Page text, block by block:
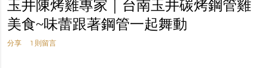
玉井陳烤雞專家｜台南玉井碳烤鋼管雞
美食~味蕾跟著鋼管一起舞動
分享 1 則留言